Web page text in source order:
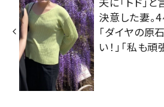
決意した妻。
「ダイヤの原
い！」「私も頑